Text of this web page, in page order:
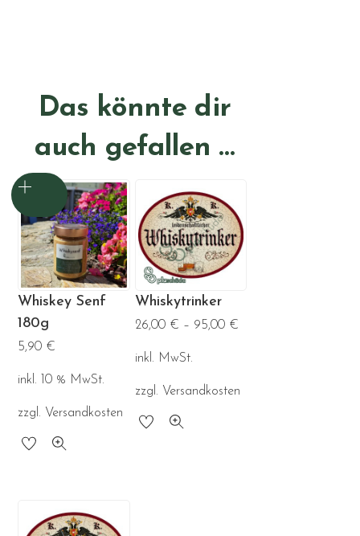
Das könnte dir
auch gefallen …
Whiskey Senf
180g
5,90 €
inkl. 10 % MwSt.
zzgl. Versandkosten
Whiskytrinker
26,00 € – 95,00 €
inkl. MwSt.
zzgl. Versandkosten
Dieses